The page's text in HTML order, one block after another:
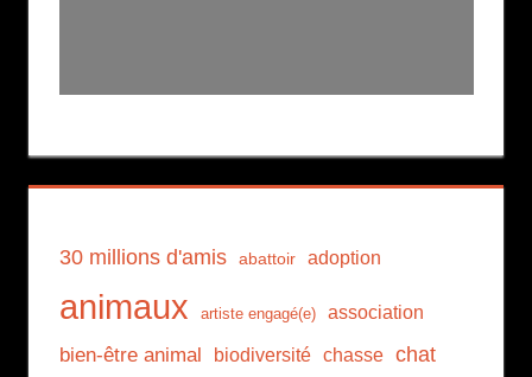
30 millions d'amis abattoir adoption
animaux artiste engagé(e) association
bien-être animal biodiversité chasse chat